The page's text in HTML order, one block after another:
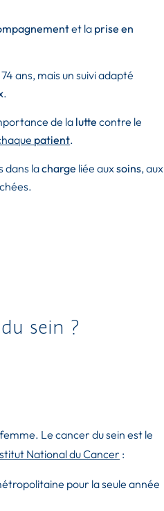
et la prise en
ans, mais un suivi adapté
.
de la lutte contre le
patient.
dans lacharge liée auxsoins, aux
sein ?
Le cancer du sein est le
National du Cancer :
pour la seule année